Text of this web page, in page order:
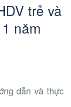
trẻ và
năm
dẫn và thực